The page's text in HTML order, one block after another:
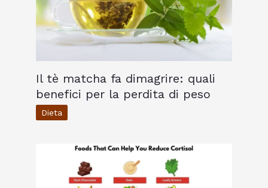
Il tè matcha fa dimagrire: quali
benefici per la perdita di peso
Dieta